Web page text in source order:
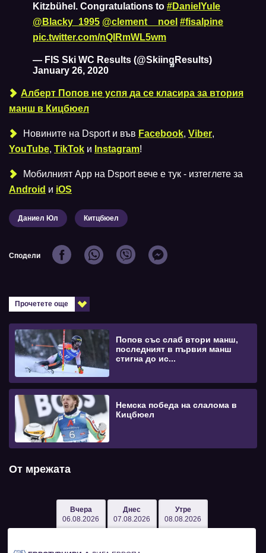
Kitzbühel. Congratulations to #DanielYule
@Blacky_1995 @clement__noel #fisalpine
pic.twitter.com/nQIRmWL5wm
— FIS Ski WC Results (@SkiingResults)
January 26, 2020
Алберт Попов не успя да се класира за втория
манш в Кицбюел
Новините на Dsport и във Facebook, Viber,
YouTube, TikTok и Instagram!
Мобилният Аpp на Dsport вече е тук - изтеглете за
Android и iOS
Даниел Юл Китцбюел
Сподели
Прочетете още
Попов със слаб втори манш,
последният в първия манш
стигна до ис...
Немска победа на слалома в
Кицбюел
От мрежата
Вчера
06.08.2026
Днес
07.08.2026
Утре
08.08.2026